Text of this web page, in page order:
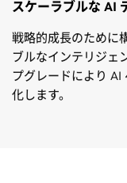
スケーラブルな AI
戦略的成長のために
ブルなインテリジェ
プグレードにより AI
化します。